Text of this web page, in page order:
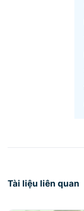
Tài liệu liên quan